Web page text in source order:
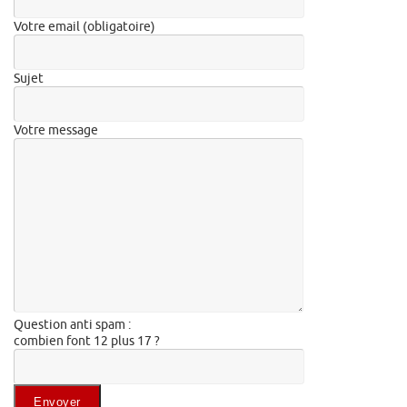
Votre email (obligatoire)
Sujet
Votre message
Question anti spam :
combien font 12 plus 17 ?